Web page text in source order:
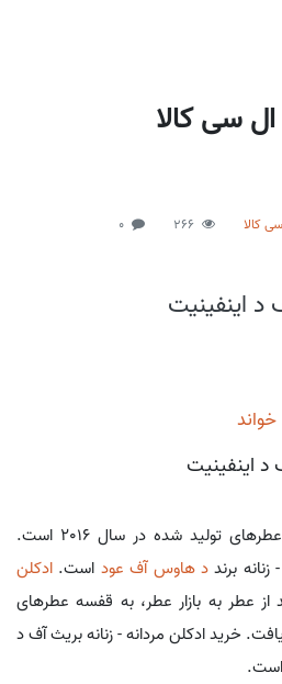
سی کالا
کالا 266
0
د اینفینیت
د اینفینیت
عطر بریث آف د اینفینیت از عطرهای تولید شده در سال 2016 است.
برندد هاوس آف عود است. ادکلن
از عطر به بازار عطر، به قفسه عطرهای
خرید ادکلن مردانه - زنانه بریث آف د
است.